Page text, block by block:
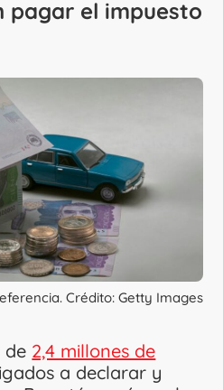
pagar el impuesto
Crédito: Getty Images
de 2,4 millones de
a declarar y